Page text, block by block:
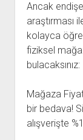
Ancak
araştırması
kolayca
fiziksel
bulacaksınız:
Mağaza
bir bedava!
alışverişte